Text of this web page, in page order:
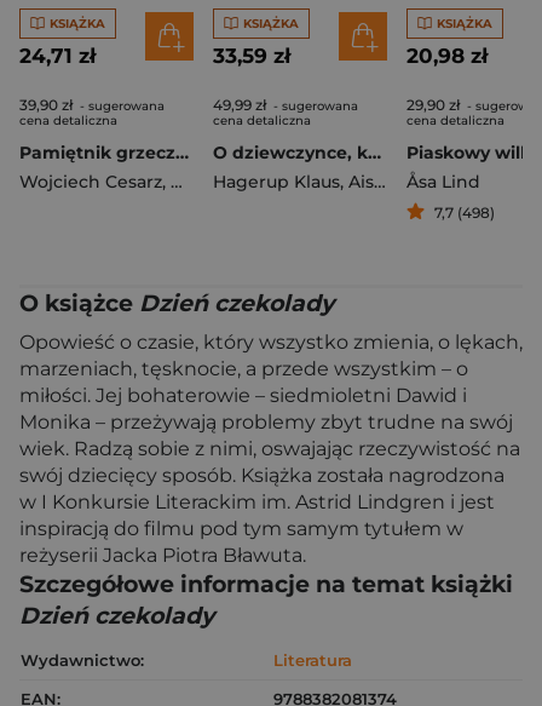
KSIĄŻKA
24,71 zł
39,90 zł - sugerowana
cena detaliczna
Pamiętnik grzecznego psa
Wojciech Cesarz, Katarzyna Terechowicz
KSIĄŻKA
33,59 zł
49,99 zł - sugerowana
cena detaliczna
O dziewczynce, która chciała ocalić książki
Hagerup Klaus, Aisato Lisa
KSIĄŻKA
20,98 zł
29,90 zł -
cena detaliczna
Piaskowy wilk
Åsa Lind
7,7 (498)
O książce Dzień czekolady
Opowieść o czasie, który wszystko zmienia, o lękach,
marzeniach, tęsknocie, a przede wszystkim – o
miłości. Jej bohaterowie – siedmioletni Dawid i
Monika – przeżywają problemy zbyt trudne na swój
wiek. Radzą sobie z nimi, oswajając rzeczywistość na
swój dziecięcy sposób. Książka została nagrodzona
w I Konkursie Literackim im. Astrid Lindgren i jest
inspiracją do filmu pod tym samym tytułem w
reżyserii Jacka Piotra Bławuta.
Szczegółowe informacje na temat książki
Dzień czekolady
Wydawnictwo:
Literatura
EAN:
9788382081374